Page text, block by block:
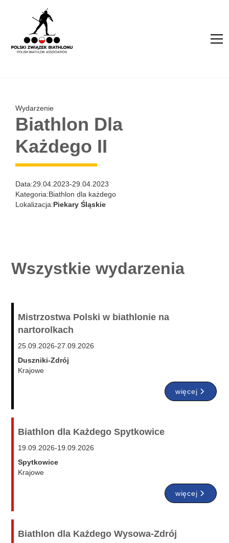
Wydarzenie
Biathlon Dla
Każdego II
Data:29.04.2023-29.04.2023
Kategoria:Biathlon dla każdego
Lokalizacja:Piekary Śląskie
Wszystkie wydarzenia
Mistrzostwa Polski w biathlonie na
nartorolkach
25.09.2026-27.09.2026
Duszniki-Zdrój
Krajowe
więcej
Biathlon dla Każdego Spytkowice
19.09.2026-19.09.2026
Spytkowice
Krajowe
więcej
Biathlon dla Każdego Wysowa-Zdrój